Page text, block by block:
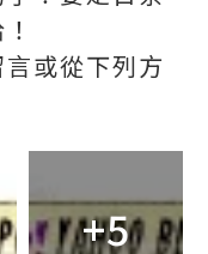
或從下列方
+5